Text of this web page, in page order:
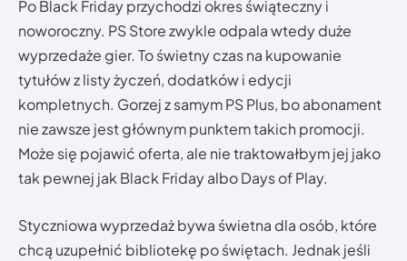
Po Black Friday przychodzi okres świąteczny i
noworoczny. PS Store zwykle odpala wtedy duże
wyprzedaże gier. To świetny czas na kupowanie
tytułów z listy życzeń, dodatków i edycji
kompletnych. Gorzej z samym PS Plus, bo abonament
nie zawsze jest głównym punktem takich promocji.
Może się pojawić oferta, ale nie traktowałbym jej jako
tak pewnej jak Black Friday albo Days of Play.
Styczniowa wyprzedaż bywa świetna dla osób, które
chcą uzupełnić bibliotekę po świętach. Jednak jeśli